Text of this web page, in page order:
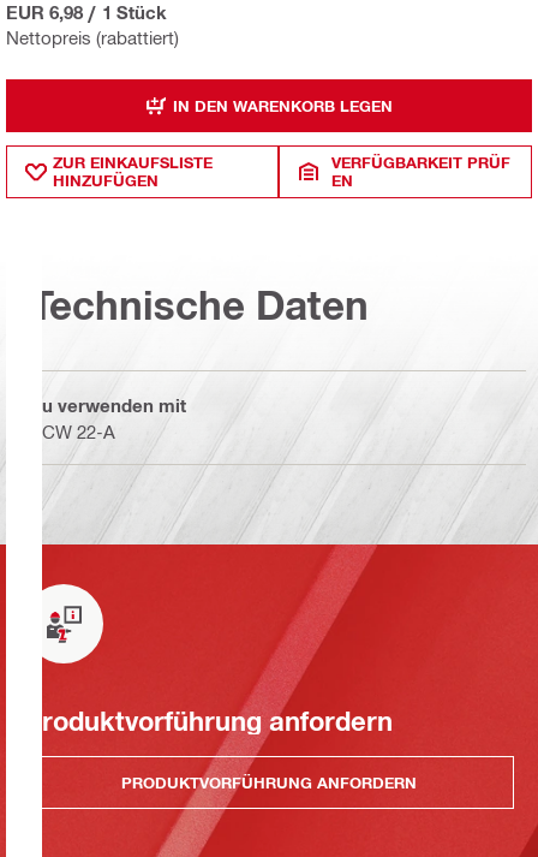
Nettopreis (rabattiert)
EUR 6,98 / 1 Stück
IN DEN WARENKORB LEGEN
ZUR EINKAUFSLISTE
HINZUFÜGEN
VERFÜGBARKEIT PRÜF
EN
Technische Daten
Zu verwenden mit
SCW 22-A
Produktvorführung anfordern
PRODUKTVORFÜHRUNG ANFORDERN